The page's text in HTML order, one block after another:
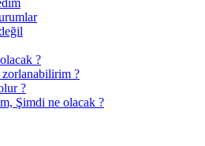
?
?
?
Şimdi ne olacak ?